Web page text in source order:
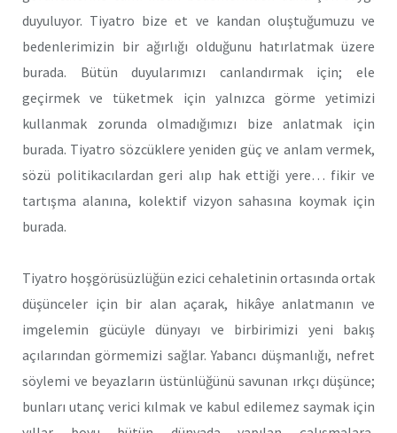
duyuluyor. Tiyatro bize et ve kandan oluştuğumuzu ve
bedenlerimizin bir ağırlığı olduğunu hatırlatmak üzere
burada. Bütün duyularımızı canlandırmak için; ele
geçirmek ve tüketmek için yalnızca görme yetimizi
kullanmak zorunda olmadığımızı bize anlatmak için
burada. Tiyatro sözcüklere yeniden güç ve anlam vermek,
sözü politikacılardan geri alıp hak ettiği yere… fikir ve
tartışma alanına, kolektif vizyon sahasına koymak için
burada.
Tiyatro hoşgörüsüzlüğün ezici cehaletinin ortasında ortak
düşünceler için bir alan açarak, hikâye anlatmanın ve
imgelemin gücüyle dünyayı ve birbirimizi yeni bakış
açılarından görmemizi sağlar. Yabancı düşmanlığı, nefret
söylemi ve beyazların üstünlüğünü savunan ırkçı düşünce;
bunları utanç verici kılmak ve kabul edilemez saymak için